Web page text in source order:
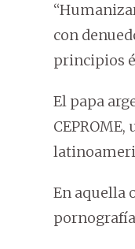
con
principios
El papa
En aquella